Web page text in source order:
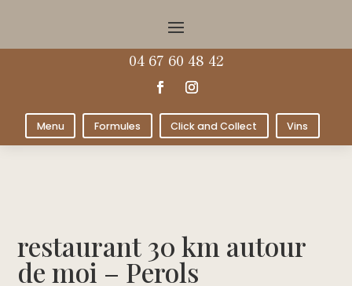
04 67 60 48 42
Menu Formules Click and Collect Vins
restaurant 30 km autour
de moi – Perols